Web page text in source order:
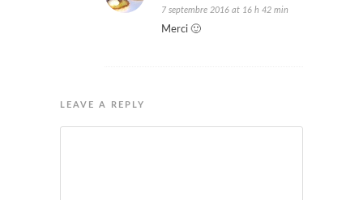
7 septembre 2016 at 16 h 42 min
Merci 🙂
LEAVE A REPLY